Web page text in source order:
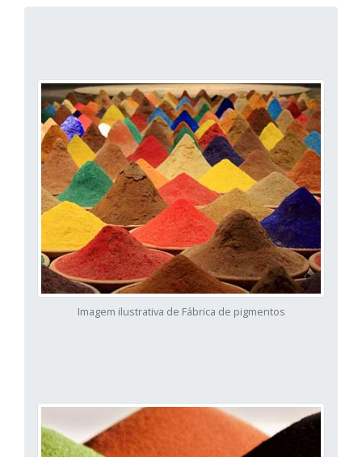
Imagem ilustrativa de Fábrica de pigmentos